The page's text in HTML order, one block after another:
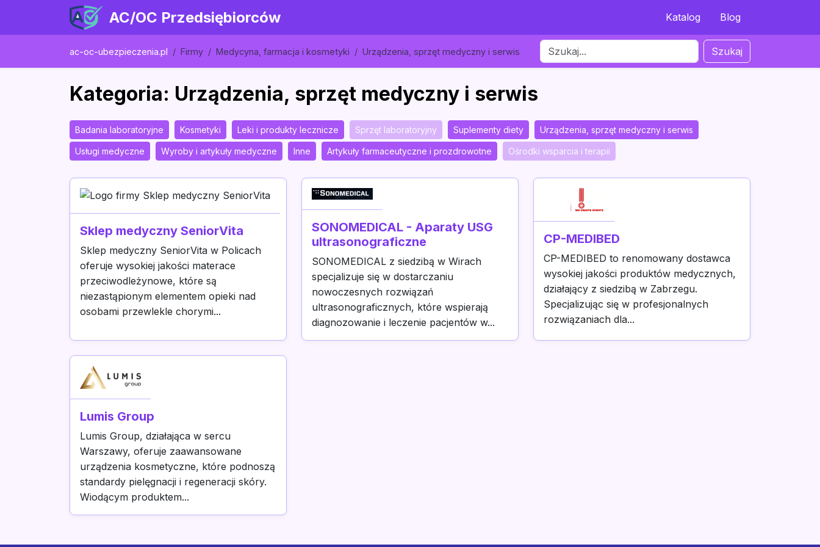
AC/OC Przedsiębiorców Katalog Blog
ac-oc-ubezpieczenia.pl Firmy Medycyna, farmacja i kosmetyki Urządzenia, sprzęt medyczny i serwis Szukaj
Kategoria: Urządzenia, sprzęt medyczny i serwis
Badania laboratoryjne Kosmetyki Leki i produkty lecznicze Sprzęt laboratoryjny Suplementy diety Urządzenia, sprzęt medyczny i serwis
Usługi medyczne Wyroby i artykuły medyczne Inne Artykuły farmaceutyczne i prozdrowotne Ośrodki wsparcia i terapii
Sklep medyczny SeniorVita
Sklep medyczny SeniorVita w Policach
oferuje wysokiej jakości materace
przeciwodleżynowe, które są
niezastąpionym elementem opieki nad
osobami przewlekle chorymi...
SONOMEDICAL - Aparaty USG
ultrasonograficzne
SONOMEDICAL z siedzibą w Wirach
specjalizuje się w dostarczaniu
nowoczesnych rozwiązań
ultrasonograficznych, które wspierają
diagnozowanie i leczenie pacjentów w...
CP-MEDIBED
CP-MEDIBED to renomowany dostawca
wysokiej jakości produktów medycznych,
działający z siedzibą w Zabrzegu.
Specjalizując się w profesjonalnych
rozwiązaniach dla...
Lumis Group
Lumis Group, działająca w sercu
Warszawy, oferuje zaawansowane
urządzenia kosmetyczne, które podnoszą
standardy pielęgnacji i regeneracji skóry.
Wiodącym produktem...